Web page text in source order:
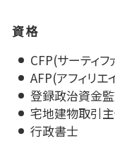
資格
CFP(サーティフ
AFP(アフィリエ
登録政治資金
宅地建物取引
行政書士